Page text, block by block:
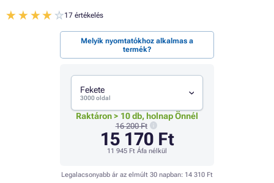
17 értékelés
Melyik nyomtatókhoz alkalmas a
termék?
Fekete
3000 oldal
Raktáron > 10 db, holnap Önnél
16 200 Ft
15 170 Ft
11 945 Ft Áfa nélkül
Legalacsonyabb ár az elmúlt 30 napban: 14 310 Ft